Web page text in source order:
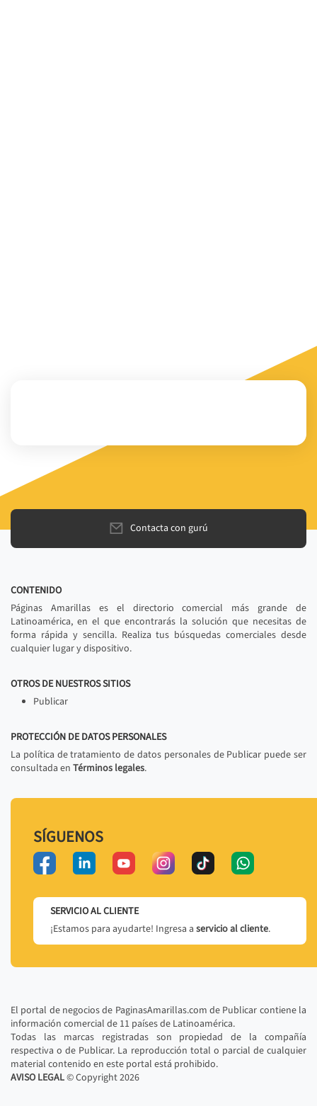
Contacta con gurú
CONTENIDO
Páginas Amarillas es el directorio comercial más grande de
Latinoamérica, en el que encontrarás la solución que necesitas de
forma rápida y sencilla. Realiza tus búsquedas comerciales desde
cualquier lugar y dispositivo.
OTROS DE NUESTROS SITIOS
Publicar
PROTECCIÓN DE DATOS PERSONALES
La política de tratamiento de datos personales de Publicar puede ser
consultada en Términos legales.
SÍGUENOS
SERVICIO AL CLIENTE
¡Estamos para ayudarte! Ingresa a servicio al cliente.
El portal de negocios de PaginasAmarillas.com de Publicar contiene la
información comercial de 11 países de Latinoamérica.
Todas las marcas registradas son propiedad de la compañía
respectiva o de Publicar. La reproducción total o parcial de cualquier
material contenido en este portal está prohibido.
AVISO LEGAL© Copyright2026